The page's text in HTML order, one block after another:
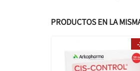
PRODUCTOS EN LA